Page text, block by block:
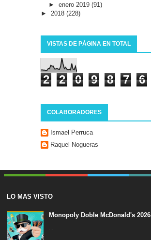
► enero 2019 (91)
► 2018 (228)
VISTAS DE PÁGINA EN TOTAL
2 2 0 9 8 7 6
COLABORADORES
Ismael Perruca
Raquel Nogueras
LO MAS VISTO
Monopoly Doble McDonald's 2026
...